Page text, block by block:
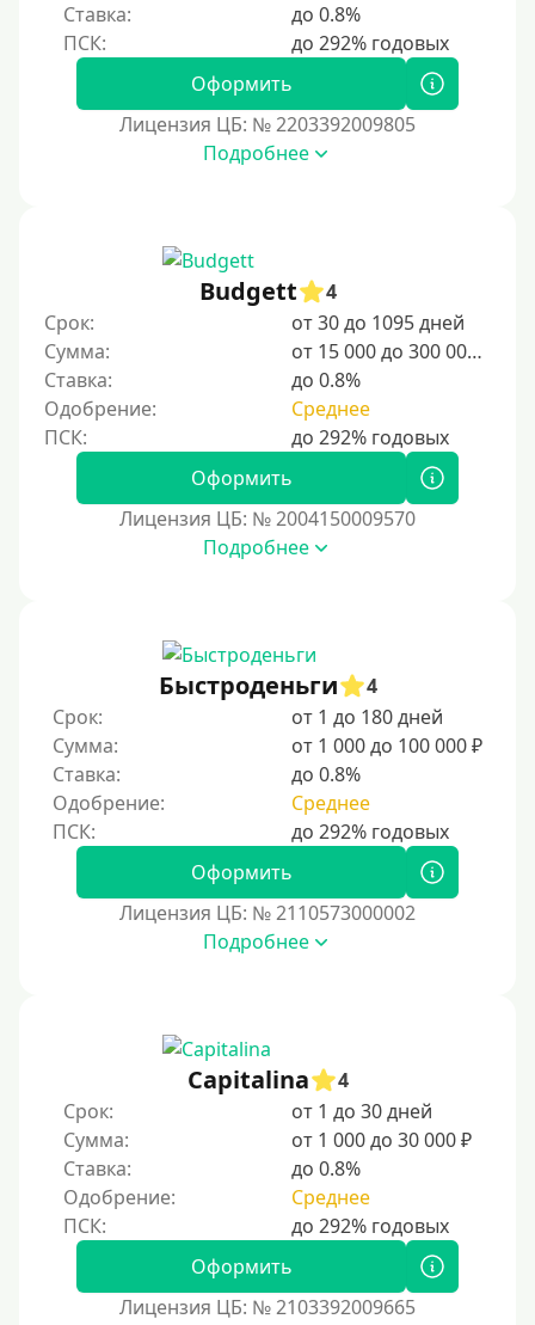
С 21 года
С 22 лет
С 23 лет
Несовершеннолетним
Для мужчин
Женский займ
Мамам в декрете
Без прописки
С временной регистрацией
Пенсионерам до 70 лет
Пенсионерам до 75 лет
Пенсионерам до 80 лет
Пенсионерам до 85 лет
Безработным
Не указывая место трудоустройства
Для иностранных граждан
Для граждан других стран, проживающих в
Для граждан Кыргызстана, проживающих за
рубежом
Для граждан Таджикистана, находящихся за рубежом
Для граждан Беларуси, проживающих за рубежом
Для иностранных граждан, проживающих в
Армении, важно знать особенности местного
законодательства, условия получения виз и
разрешений на работу. Армения предлагает
Ставка:
до 0.8%
Оформить
Лицензия ЦБ: № 2203392009805
Подробнее
Budgett
4
Срок:
от 30 до 1095 дней
Сумма:
от 15 000 до 300 000 ₽
Ставка:
до 0.8%
Одобрение:
Среднее
Оформить
Лицензия ЦБ: № 2004150009570
Подробнее
Быстроденьги
4
Срок:
от 1 до 180 дней
Сумма:
от 1 000 до 100 000 ₽
Ставка:
до 0.8%
Одобрение:
Среднее
Оформить
Лицензия ЦБ: № 2110573000002
Подробнее
Capitalina
4
Срок:
от 1 до 30 дней
Сумма:
от 1 000 до 30 000 ₽
Ставка:
до 0.8%
Одобрение:
Среднее
Оформить
Лицензия ЦБ: № 2103392009665